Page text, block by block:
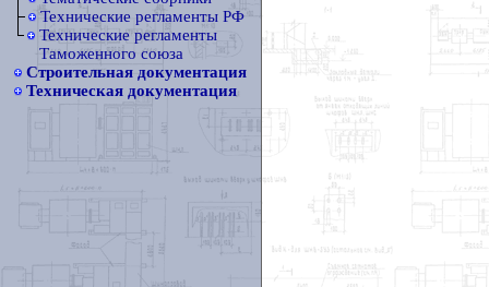
Технические регламенты РФ
Технические регламенты
Таможенного союза
Строительная документация
Техническая документация